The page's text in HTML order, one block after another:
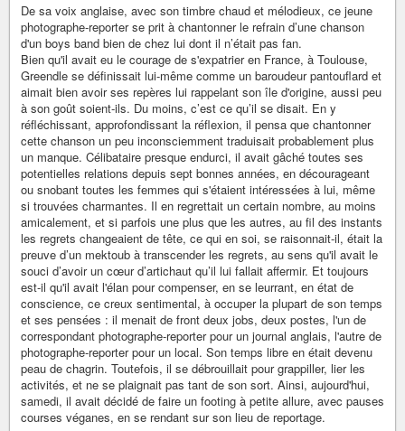
De sa voix anglaise, avec son timbre chaud et mélodieux, ce jeune
photographe-reporter se prit à chantonner le refrain d’une chanson
d'un boys band bien de chez lui dont il n’était pas fan.
Bien qu'il avait eu le courage de s'expatrier en France, à Toulouse,
Greendle se définissait lui-même comme un baroudeur pantouflard et
aimait bien avoir ses repères lui rappelant son île d'origine, aussi peu
à son goût soient-ils. Du moins, c’est ce qu’il se disait. En y
réfléchissant, approfondissant la réflexion, il pensa que chantonner
cette chanson un peu inconsciemment traduisait probablement plus
un manque. Célibataire presque endurci, il avait gâché toutes ses
potentielles relations depuis sept bonnes années, en décourageant
ou snobant toutes les femmes qui s'étaient intéressées à lui, même
si trouvées charmantes. Il en regrettait un certain nombre, au moins
amicalement, et si parfois une plus que les autres, au fil des instants
les regrets changeaient de tête, ce qui en soi, se raisonnait-il, était la
preuve d’un mektoub à transcender les regrets, au sens qu'il avait le
souci d’avoir un cœur d’artichaut qu’il lui fallait affermir. Et toujours
est-il qu'il avait l'élan pour compenser, en se leurrant, en état de
conscience, ce creux sentimental, à occuper la plupart de son temps
et ses pensées : il menait de front deux jobs, deux postes, l'un de
correspondant photographe-reporter pour un journal anglais, l'autre de
photographe-reporter pour un local. Son temps libre en était devenu
peau de chagrin. Toutefois, il se débrouillait pour grappiller, lier les
activités, et ne se plaignait pas tant de son sort. Ainsi, aujourd'hui,
samedi, il avait décidé de faire un footing à petite allure, avec pauses
courses véganes, en se rendant sur son lieu de reportage.